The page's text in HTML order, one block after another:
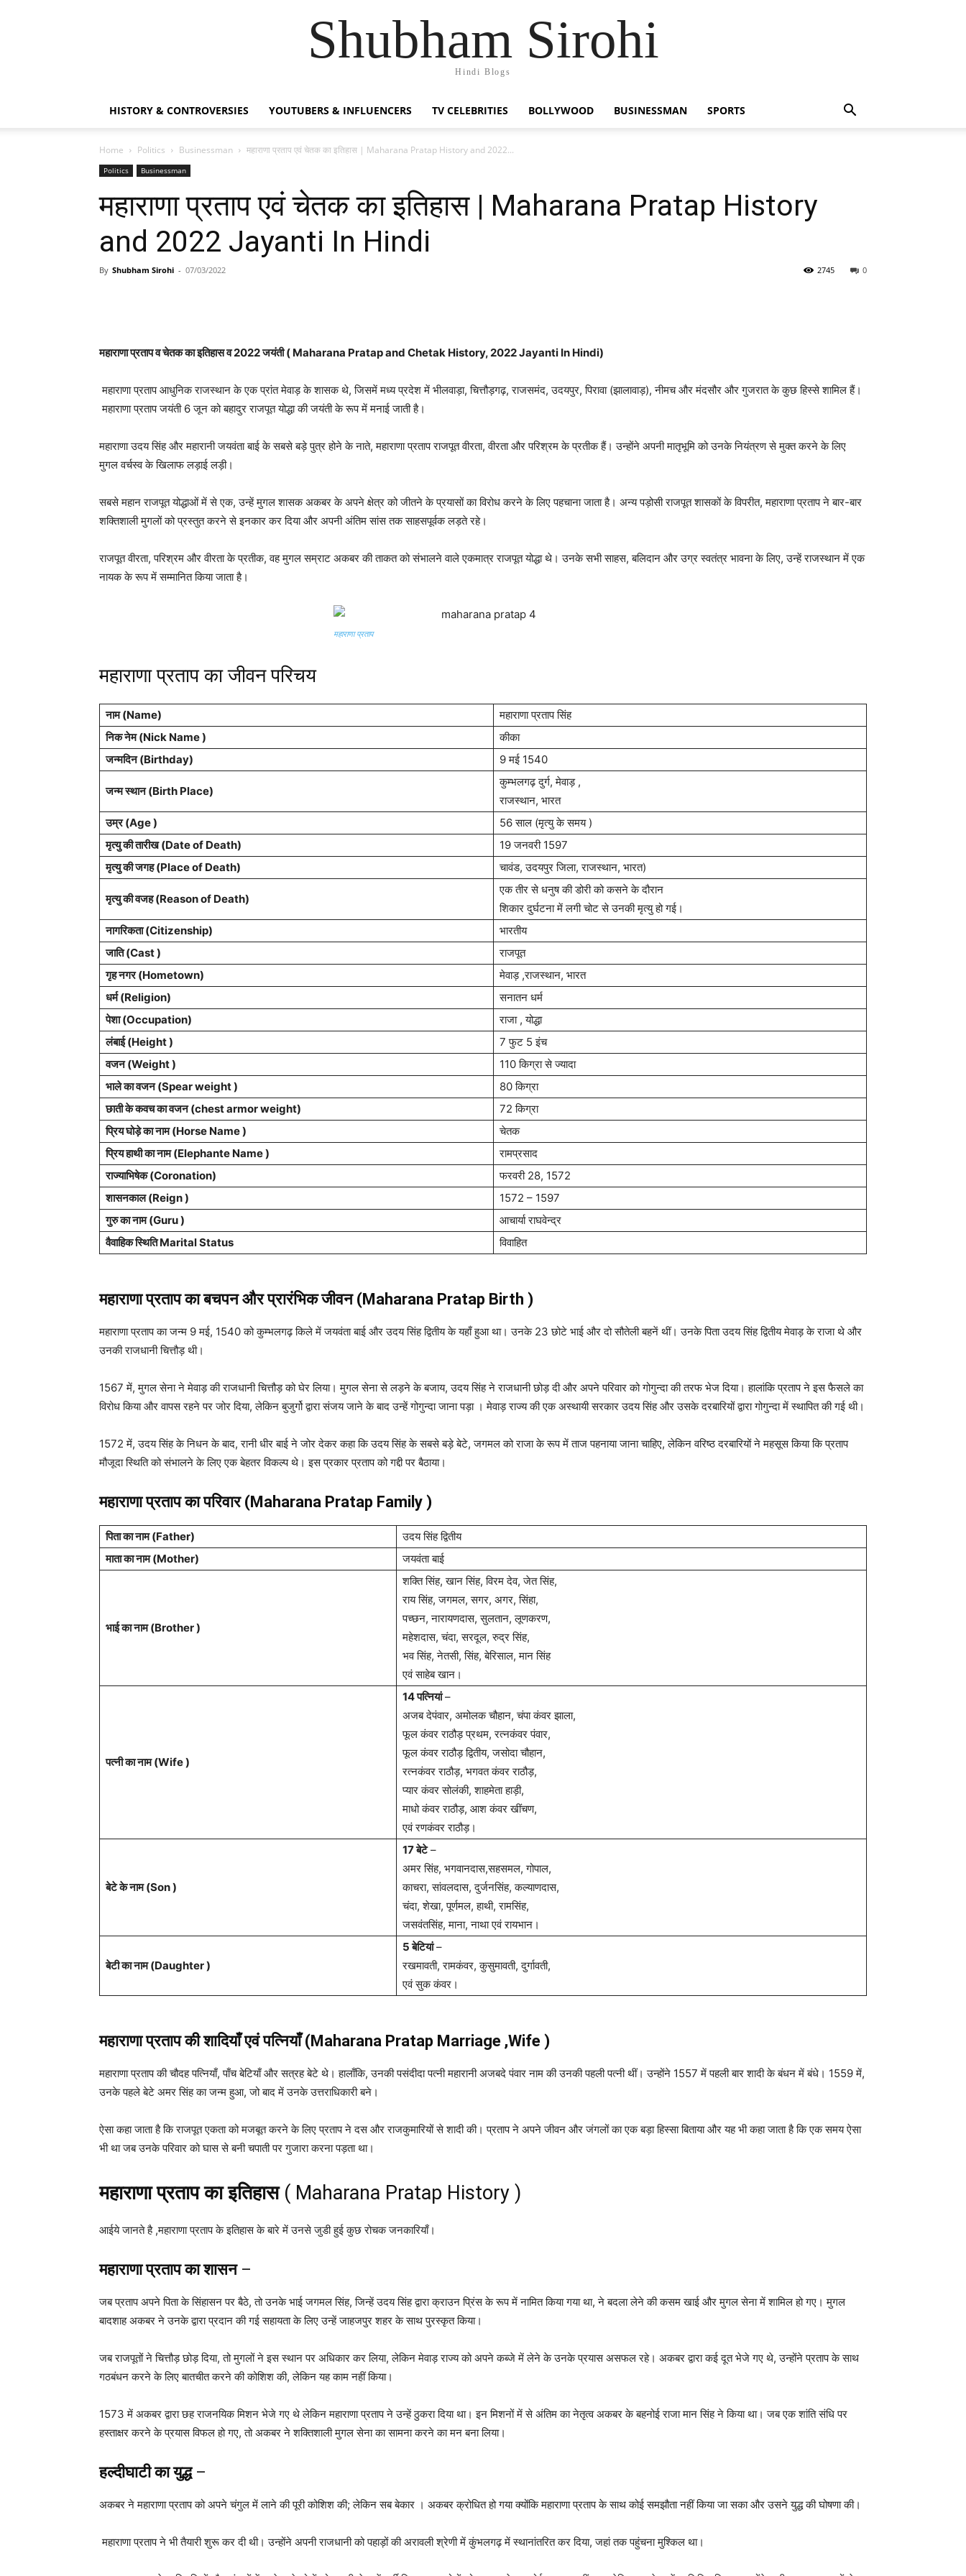
Shubham Sirohi
Hindi Blogs
HISTORY & CONTROVERSIES YOUTUBERS & INFLUENCERS TV CELEBRITIES BOLLYWOOD BUSINESSMAN SPORTS
Home Politics Businessman महाराणा प्रताप एवं चेतक का इतिहास | Maharana Pratap History and 2022...
Politics Businessman
महाराणा प्रताप एवं चेतक का इतिहास | Maharana Pratap History
and 2022 Jayanti In Hindi
By Shubham Sirohi - 07/03/2022 0
2745
महाराणा प्रताप व चेतक का इतिहास व 2022 जयंती ( Maharana Pratap and Chetak History, 2022 Jayanti In Hindi)
महाराणा प्रताप आधुनिक राजस्थान के एक प्रांत मेवाड़ के शासक थे, जिसमें मध्य प्रदेश में भीलवाड़ा, चित्तौड़गढ़, राजसमंद, उदयपुर, पिरावा (झालावाड़), नीमच और मंदसौर और गुजरात के कुछ हिस्से शामिल हैं।
महाराणा प्रताप जयंती 6 जून को बहादुर राजपूत योद्धा की जयंती के रूप में मनाई जाती है।
महाराणा उदय सिंह और महारानी जयवंता बाई के सबसे बड़े पुत्र होने के नाते, महाराणा प्रताप राजपूत वीरता, वीरता और परिश्रम के प्रतीक हैं। उन्होंने अपनी मातृभूमि को उनके नियंत्रण से मुक्त करने के लिए
मुगल वर्चस्व के खिलाफ लड़ाई लड़ी।
सबसे महान राजपूत योद्धाओं में से एक, उन्हें मुगल शासक अकबर के अपने क्षेत्र को जीतने के प्रयासों का विरोध करने के लिए पहचाना जाता है। अन्य पड़ोसी राजपूत शासकों के विपरीत, महाराणा प्रताप ने बार-बार
शक्तिशाली मुगलों को प्रस्तुत करने से इनकार कर दिया और अपनी अंतिम सांस तक साहसपूर्वक लड़ते रहे।
राजपूत वीरता, परिश्रम और वीरता के प्रतीक, वह मुगल सम्राट अकबर की ताकत को संभालने वाले एकमात्र राजपूत योद्धा थे। उनके सभी साहस, बलिदान और उग्र स्वतंत्र भावना के लिए, उन्हें राजस्थान में एक
नायक के रूप में सम्मानित किया जाता है।
महाराणा प्रताप
महाराणा प्रताप का जीवन परिचय
नाम (Name)
महाराणा प्रताप सिंह
निक नेम (Nick Name )
कीका
जन्मदिन (Birthday) 9 मई 1540
जन्म स्थान (Birth Place)
कुम्भलगढ़ दुर्ग, मेवाड़ ,
राजस्थान, भारत
उम्र (Age )
56 साल (मृत्यु के समय )
मृत्यु की तारीख (Date of Death)
19 जनवरी 1597
मृत्यु की जगह (Place of Death)
चावंड, उदयपुर जिला, राजस्थान, भारत)
मृत्यु की वजह (Reason of Death)
एक तीर से धनुष की डोरी को कसने के दौरान
शिकार दुर्घटना में लगी चोट से उनकी मृत्यु हो गई।
नागरिकता(Citizenship)
भारतीय
जाति (Cast )
राजपूत
गृह नगर(Hometown)
मेवाड़ ,राजस्थान, भारत
धर्म (Religion)
सनातन धर्म
पेशा(Occupation)
राजा , योद्धा
लंबाई (Height )
7 फुट 5 इंच
वजन (Weight )
110 किग्रा से ज्यादा
भाले का वजन (Spear weight )
80 किग्रा
छाती के कवच का वजन (chest armor weight)
72 किग्रा
प्रिय घोड़े का नाम (Horse Name )
चेतक
प्रिय हाथी का नाम (Elephante Name )
रामप्रसाद
राज्याभिषेक (Coronation)
फरवरी 28, 1572
शासनकाल (Reign )
1572 – 1597
गुरु का नाम (Guru )
आचार्या राघवेन्द्र
वैवाहिक स्थिति Marital Status
विवाहित
महाराणा प्रताप का बचपन और प्रारंभिक जीवन (Maharana Pratap Birth )
महाराणा प्रताप का जन्म 9 मई, 1540 को कुम्भलगढ़ किले में जयवंता बाई और उदय सिंह द्वितीय के यहाँ हुआ था। उनके 23 छोटे भाई और दो सौतेली बहनें थीं। उनके पिता उदय सिंह द्वितीय मेवाड़ के राजा थे और
उनकी राजधानी चित्तौड़ थी।
1567 में, मुगल सेना ने मेवाड़ की राजधानी चित्तौड़ को घेर लिया। मुगल सेना से लड़ने के बजाय, उदय सिंह ने राजधानी छोड़ दी और अपने परिवार को गोगुन्दा की तरफ भेज दिया। हालांकि प्रताप ने इस फैसले का
विरोध किया और वापस रहने पर जोर दिया, लेकिन बुजुर्गो द्वारा संजय जाने के बाद उन्हें गोगुन्दा जाना पड़ा । मेवाड़ राज्य की एक अस्थायी सरकार उदय सिंह और उसके दरबारियों द्वारा गोगुन्दा में स्थापित की गई थी।
1572 में, उदय सिंह के निधन के बाद, रानी धीर बाई ने जोर देकर कहा कि उदय सिंह के सबसे बड़े बेटे, जगमल को राजा के रूप में ताज पहनाया जाना चाहिए, लेकिन वरिष्ठ दरबारियों ने महसूस किया कि प्रताप
मौजूदा स्थिति को संभालने के लिए एक बेहतर विकल्प थे। इस प्रकार प्रताप को गद्दी पर बैठाया।
महाराणा प्रताप का परिवार (Maharana Pratap Family )
पिता का नाम (Father)
उदय सिंह द्वितीय
माता का नाम (Mother)
जयवंता बाई
भाई का नाम (Brother )
शक्ति सिंह, खान सिंह, विरम देव, जेत सिंह,
राय सिंह, जगमल, सगर, अगर, सिंहा,
पच्छन, नारायणदास, सुलतान, लूणकरण,
महेशदास, चंदा, सरदूल, रुद्र सिंह,
भव सिंह, नेतसी, सिंह, बेरिसाल, मान सिंह
एवं साहेब खान।
पत्नी का नाम (Wife )
14 पत्नियां–
अजब देपंवार, अमोलक चौहान, चंपा कंवर झाला,
फूल कंवर राठौड़ प्रथम, रत्नकंवर पंवार,
फूल कंवर राठौड़ द्वितीय, जसोदा चौहान,
रत्नकंवर राठौड़, भगवत कंवर राठौड़,
प्यार कंवर सोलंकी, शाहमेता हाड़ी,
माधो कंवर राठौड़, आश कंवर खींचण,
एवं रणकंवर राठौड़।
बेटे के नाम (Son )
17 बेटे–
अमर सिंह, भगवानदास,सहसमल, गोपाल,
काचरा, सांवलदास, दुर्जनसिंह, कल्याणदास,
चंदा, शेखा, पूर्णमल, हाथी, रामसिंह,
जसवंतसिंह, माना, नाथा एवं रायभान।
बेटी का नाम (Daughter )
5 बेटियां–
रखमावती, रामकंवर, कुसुमावती, दुर्गावती,
एवं सुक कंवर।
महाराणा प्रताप की शादियाँ एवं पत्नियाँ (Maharana Pratap Marriage ,Wife )
महाराणा प्रताप की चौदह पत्नियाँ, पाँच बेटियाँ और सत्रह बेटे थे। हालाँकि, उनकी पसंदीदा पत्नी महारानी अजबदे ​​पंवार नाम की उनकी पहली पत्नी थीं। उन्होंने 1557 में पहली बार शादी के बंधन में बंधे। 1559 में,
उनके पहले बेटे अमर सिंह का जन्म हुआ, जो बाद में उनके उत्तराधिकारी बने।
ऐसा कहा जाता है कि राजपूत एकता को मजबूत करने के लिए प्रताप ने दस और राजकुमारियों से शादी की। प्रताप ने अपने जीवन और जंगलों का एक बड़ा हिस्सा बिताया और यह भी कहा जाता है कि एक समय ऐसा
भी था जब उनके परिवार को घास से बनी चपाती पर गुजारा करना पड़ता था।
महाराणा प्रताप का इतिहास ( Maharana Pratap History )
आईये जानते है ,महाराणा प्रताप के इतिहास के बारे में उनसे जुडी हुई कुछ रोचक जनकारियाँ।
महाराणा प्रताप का शासन–
जब प्रताप अपने पिता के सिंहासन पर बैठे, तो उनके भाई जगमल सिंह, जिन्हें उदय सिंह द्वारा क्राउन प्रिंस के रूप में नामित किया गया था, ने बदला लेने की कसम खाई और मुगल सेना में शामिल हो गए। मुगल
बादशाह अकबर ने उनके द्वारा प्रदान की गई सहायता के लिए उन्हें जाहजपुर शहर के साथ पुरस्कृत किया।
जब राजपूतों ने चित्तौड़ छोड़ दिया, तो मुगलों ने इस स्थान पर अधिकार कर लिया, लेकिन मेवाड़ राज्य को अपने कब्जे में लेने के उनके प्रयास असफल रहे। अकबर द्वारा कई दूत भेजे गए थे, उन्होंने प्रताप के साथ
गठबंधन करने के लिए बातचीत करने की कोशिश की, लेकिन यह काम नहीं किया।
1573 में अकबर द्वारा छह राजनयिक मिशन भेजे गए थे लेकिन महाराणा प्रताप ने उन्हें ठुकरा दिया था। इन मिशनों में से अंतिम का नेतृत्व अकबर के बहनोई राजा मान सिंह ने किया था। जब एक शांति संधि पर
हस्ताक्षर करने के प्रयास विफल हो गए, तो अकबर ने शक्तिशाली मुगल सेना का सामना करने का मन बना लिया।
हल्दीघाटी का युद्ध–
अकबर ने महाराणा प्रताप को अपने चंगुल में लाने की पूरी कोशिश की; लेकिन सब बेकार । अकबर क्रोधित हो गया क्योंकि महाराणा प्रताप के साथ कोई समझौता नहीं किया जा सका और उसने युद्ध की घोषणा की।
महाराणा प्रताप ने भी तैयारी शुरू कर दी थी। उन्होंने अपनी राजधानी को पहाड़ों की अरावली श्रेणी में कुंभलगढ़ में स्थानांतरित कर दिया, जहां तक ​​पहुंचना मुश्किल था।